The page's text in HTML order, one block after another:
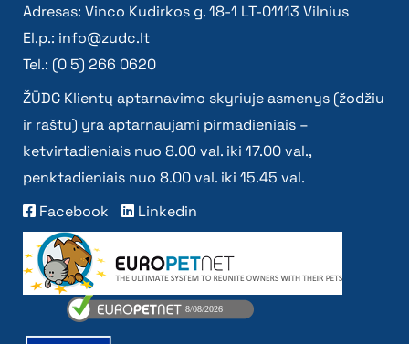
Adresas: Vinco Kudirkos g. 18-1 LT-01113 Vilnius
El.p.: info@zudc.lt
Tel.: (0 5) 266 0620
ŽŪDC Klientų aptarnavimo skyriuje asmenys (žodžiu
ir raštu) yra aptarnaujami pirmadieniais –
ketvirtadieniais nuo 8.00 val. iki 17.00 val.,
penktadieniais nuo 8.00 val. iki 15.45 val.
Facebook
Linkedin